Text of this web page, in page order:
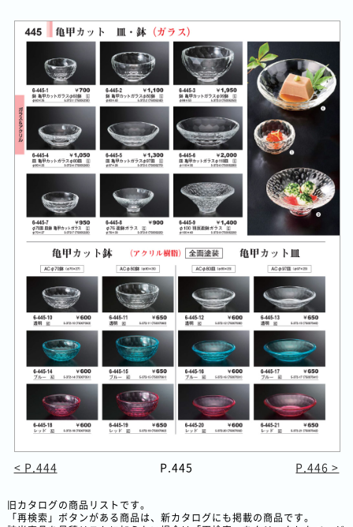
< P.444 P.445 P.446 >
旧カタログの商品リストです。
「再検索」ボタンがある商品は、新カタログにも掲載の商品です。